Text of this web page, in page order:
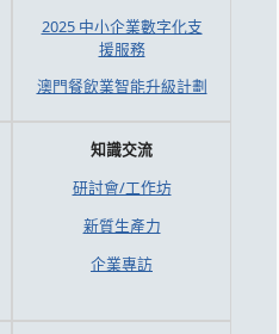
2025 中小企業數字化支
援服務
澳門餐飲業智能升級計劃
知識交流
研討會/工作坊
新質生產力
企業專訪